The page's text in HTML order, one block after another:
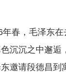
，毛泽东在
沉沉之中邂
邀请段德昌到